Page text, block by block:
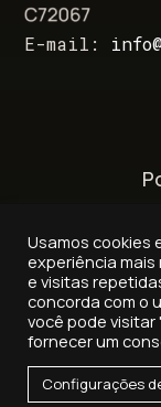
E-mail:
Usamos cookies
experiência
e visitas
concorda com o
você pode
fornecer um
Configurações